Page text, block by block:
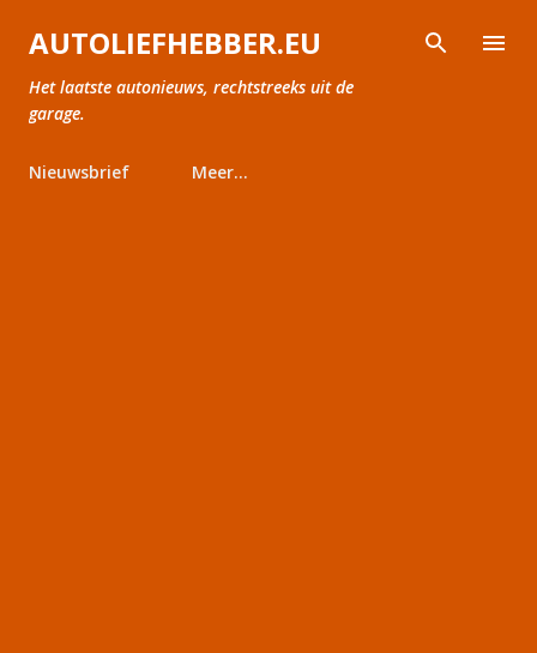
Doorgaan naar hoofdcontent
AUTOLIEFHEBBER.EU
Het laatste autonieuws, rechtstreeks uit de
garage.
Nieuwsbrief Meer…